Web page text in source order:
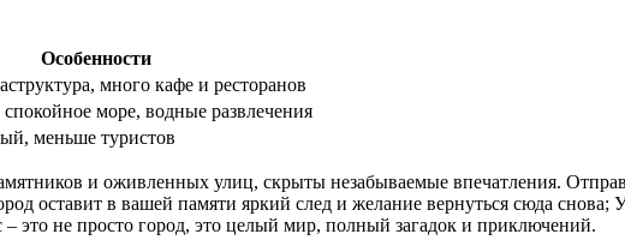
Особенности
много кафе и ресторанов
море, водные развлечения
меньше туристов
и оживленных улиц, скрыты незабываемые впечатления.
оставит в вашей памяти яркий след и желание вернуться сюда снова;
не просто город, это целый мир, полный загадок и приключений.